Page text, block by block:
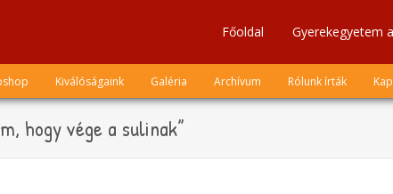
Főoldal Gyerekegyetem
Kiválóságaink Galéria Archívum Rólunk írták
hogy vége a sulinak”